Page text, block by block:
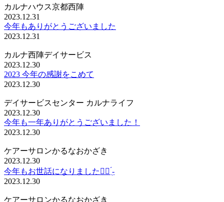
カルナハウス京都西陣
2023.12.31
今年もありがとうございました
2023.12.31
カルナ西陣デイサービス
2023.12.30
2023 今年の感謝をこめて
2023.12.30
デイサービスセンター カルナライフ
2023.12.30
今年も一年ありがとうございました！
2023.12.30
ケアーサロンかるなおかざき
2023.12.30
今年もお世話になりました🙇‍♀️ ̖́-
2023.12.30
ケアーサロンかるなおかざき